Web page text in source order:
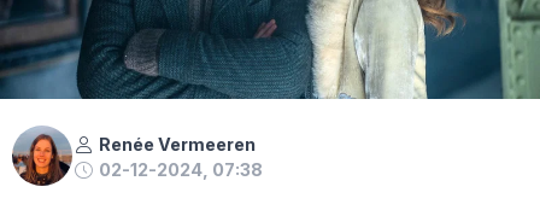
Renée Vermeeren
02-12-2024, 07:38